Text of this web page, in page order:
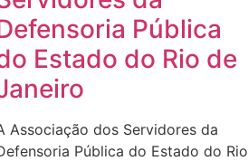
Pública
Estado do Rio de
Associação dos Servidores da
Pública do Estado do Rio